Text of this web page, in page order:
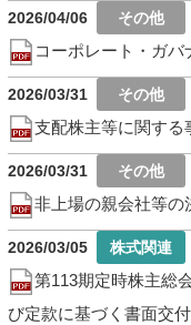
2026/04/06
コーポレート・ガバ
2026/03/31
支配株主等に関する
2026/03/31
非上場の親会社等の
2026/03/05
第113期定時株主総
び定款に基づく書面交